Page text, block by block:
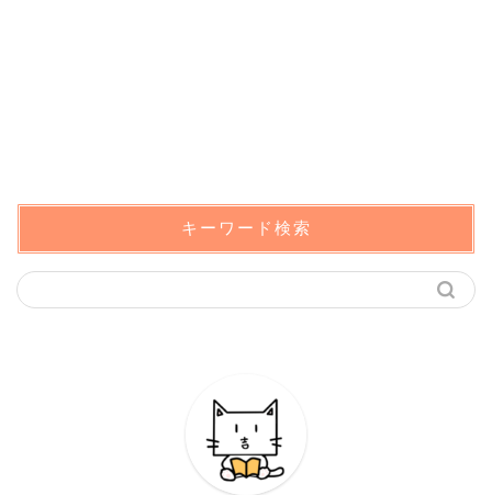
キーワード検索